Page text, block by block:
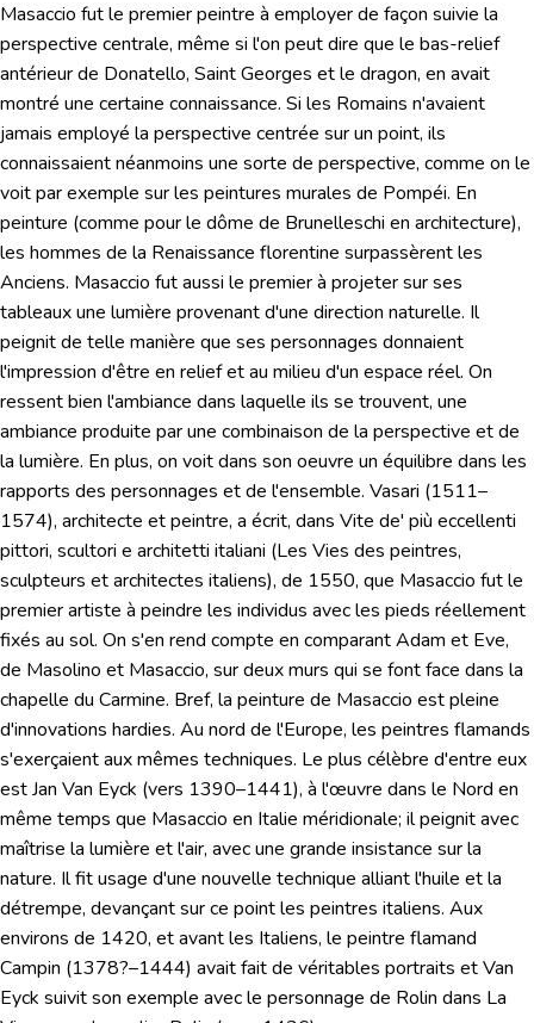
Masaccio fut le premier peintre à employer de façon suivie la
perspective centrale, même si l'on peut dire que le bas-relief
antérieur de Donatello, Saint Georges et le dragon, en avait
montré une certaine connaissance. Si les Romains n'avaient
jamais employé la perspective centrée sur un point, ils
connaissaient néanmoins une sorte de perspective, comme on le
voit par exemple sur les peintures murales de Pompéi. En
peinture (comme pour le dôme de Brunelleschi en architecture),
les hommes de la Renaissance florentine surpassèrent les
Anciens. Masaccio fut aussi le premier à projeter sur ses
tableaux une lumière provenant d'une direction naturelle. Il
peignit de telle manière que ses personnages donnaient
l'impression d'être en relief et au milieu d'un espace réel. On
ressent bien l'ambiance dans laquelle ils se trouvent, une
ambiance produite par une combinaison de la perspective et de
la lumière. En plus, on voit dans son oeuvre un équilibre dans les
rapports des personnages et de l'ensemble. Vasari (1511–
1574), architecte et peintre, a écrit, dans Vite de' più eccellenti
pittori, scultori e architetti italiani (Les Vies des peintres,
sculpteurs et architectes italiens), de 1550, que Masaccio fut le
premier artiste à peindre les individus avec les pieds réellement
fixés au sol. On s'en rend compte en comparant Adam et Eve,
de Masolino et Masaccio, sur deux murs qui se font face dans la
chapelle du Carmine. Bref, la peinture de Masaccio est pleine
d'innovations hardies. Au nord de l'Europe, les peintres flamands
s'exerçaient aux mêmes techniques. Le plus célèbre d'entre eux
estJan Van Eyck (vers 1390–1441), à l'œuvre dans le Nord en
même temps que Masaccio en Italie méridionale; il peignit avec
maîtrise la lumière et l'air, avec une grande insistance sur la
nature. Il fit usage d'une nouvelle technique alliant l'huile et la
détrempe, devançant sur ce point les peintres italiens. Aux
environs de 1420, et avant les Italiens, le peintre flamand
Campin (1378?–1444) avait fait de véritables portraits et Van
Eyck suivit son exemple avec le personnage de Rolin dans La